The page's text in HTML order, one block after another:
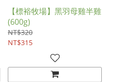
【標裕牧場】黑羽母雞半雞
(600g)
NT$320
NT$315